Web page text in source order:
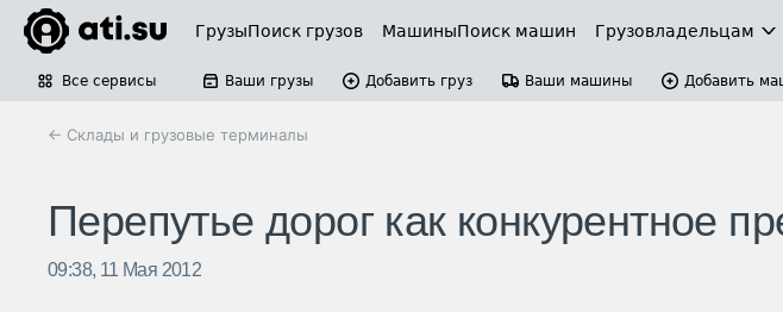
ГрузыПоиск грузов МашиныПоиск машин Грузовладельцам
Все сервисы Ваши грузы Добавить груз Ваши машины Добавить
← Склады и грузовые терминалы
Перепутье дорог как конкурентное
09:38, 11 Мая 2012